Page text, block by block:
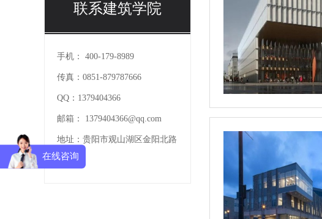
联系建筑学院
手机： 400-179-8989
传真： 0851-879787666
QQ： 1379404366
邮箱： 1379404366@qq.com
地址： 贵阳市观山湖区金阳北路
227号
在线咨询